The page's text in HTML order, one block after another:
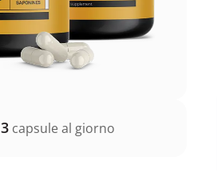
3capsule al giorno